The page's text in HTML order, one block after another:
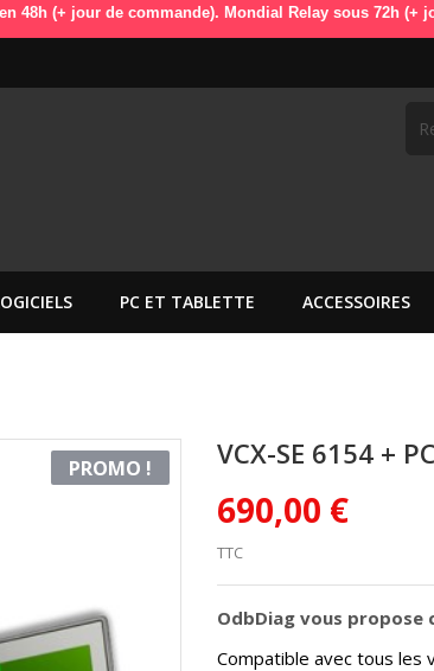
de commande). Mondial Relay sous 72h (+ jour de
PC ET TABLETTE ACCESSOIRES
PROMO ! VCX-SE 6154 + PC
690,00 €
TTC
OdbDiag vous
Compatible avec tous les